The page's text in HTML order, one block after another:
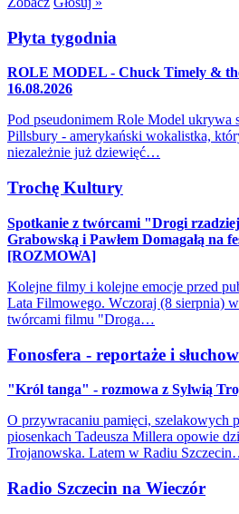
Płyta tygodnia
ROLE MODEL - Chuck Timely &
16.08.2026
Pod pseudonimem Role Model ukrywa
Pillsbury - amerykański wokalistka,
niezależnie już dziewięć…
Trochę Kultury
Spotkanie z twórcami "Drogi
Grabowską i Pawłem Domagałą na
[ROZMOWA]
Kolejne filmy i kolejne emocje przed
Lata Filmowego. Wczoraj (8 sierpnia)
twórcami filmu "Droga…
Fonosfera - reportaże i
"Król tanga" - rozmowa z Sylwią
O przywracaniu pamięci, szelakowych
piosenkach Tadeusza Millera opowie
Trojanowska. Latem w Radiu
Radio Szczecin na Wieczór